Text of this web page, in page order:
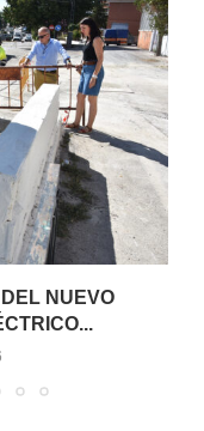
NUEVO